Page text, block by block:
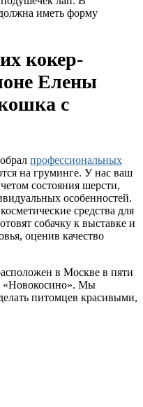
иметь форму
кокер-
Елены
с
профессиональных
на груминге. У нас ваш
состояния шерсти,
особенностей.
средства для
собачку к выставке и
оценив качество
в Москве в пяти
«Новокосино». Мы
питомцев красивыми,